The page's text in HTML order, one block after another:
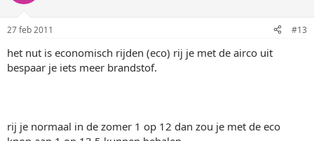
27 feb 2011 #13
het nut is economisch rijden (eco) rij je met de airco uit
bespaar je iets meer brandstof.
rij je normaal in de zomer 1 op 12 dan zou je met de eco